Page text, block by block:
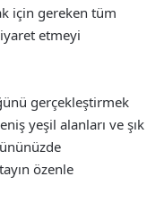
için gereken tüm
etmeyi
gerçekleştirmek
yeşil alanları ve şık
özenle